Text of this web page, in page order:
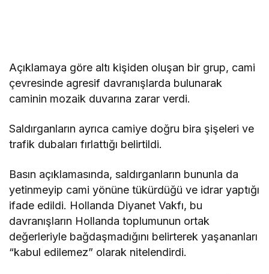
Açıklamaya göre altı kişiden oluşan bir grup, cami
çevresinde agresif davranışlarda bulunarak
caminin mozaik duvarına zarar verdi.
Saldırganların ayrıca camiye doğru bira şişeleri ve
trafik dubaları fırlattığı belirtildi.
Basın açıklamasında, saldırganların bununla da
yetinmeyip cami yönüne tükürdüğü ve idrar yaptığı
ifade edildi. Hollanda Diyanet Vakfı, bu
davranışların Hollanda toplumunun ortak
değerleriyle bağdaşmadığını belirterek yaşananları
“kabul edilemez” olarak nitelendirdi.